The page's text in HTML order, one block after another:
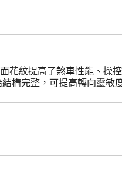
花紋提高了煞車性能、操
構完整，可提高轉向靈敏